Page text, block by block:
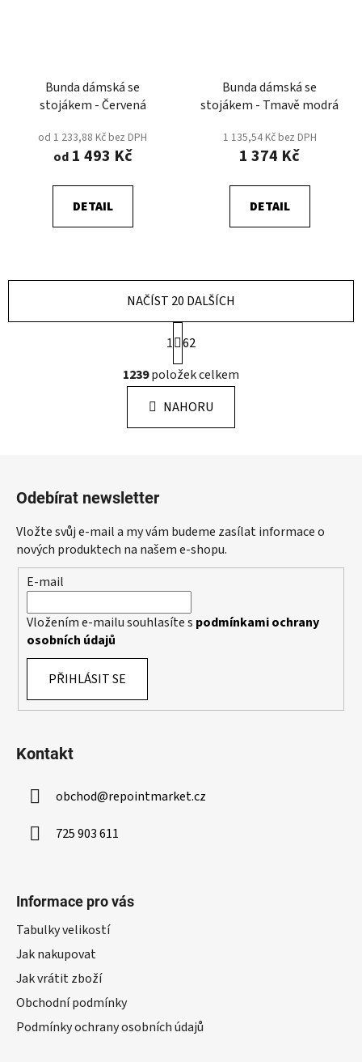
Bunda dámská se
stojákem - Červená
od 1 233,88 Kč bez DPH
od1 493 Kč
DETAIL
Bunda dámská se
stojákem - Tmavě modrá
1 135,54 Kč bez DPH
1 374 Kč
DETAIL
O
v
l
á
d
v
k
v
ý
p
NAČÍST 20 DALŠÍCH
t
r
á
n
k
1 62
1239položek celkem
NAHORU
Odebírat newsletter
Vložte svůj e-mail a my vám budeme zasílat informace o
nových produktech na našem e-shopu.
E-mail
Vložením e-mailu souhlasíte s podmínkami ochrany
osobních údajů
PŘIHLÁSIT SE
Kontakt
obchod@repointmarket.cz
725 903 611
Informace pro vás
Tabulky velikostí
Jak nakupovat
Jak vrátit zboží
Obchodní podmínky
Podmínky ochrany osobních údajů